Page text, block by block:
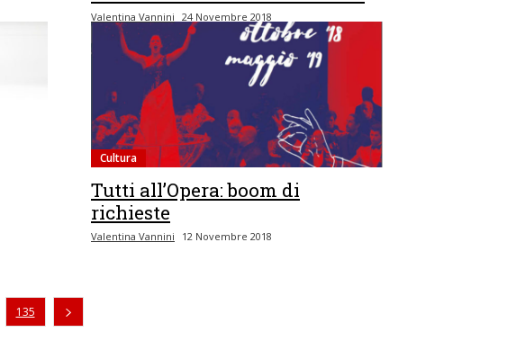
Valentina Vannini 24 Novembre 2018
Cultura
Tutti all’Opera: boom di
richieste
Valentina Vannini 12 Novembre 2018
135